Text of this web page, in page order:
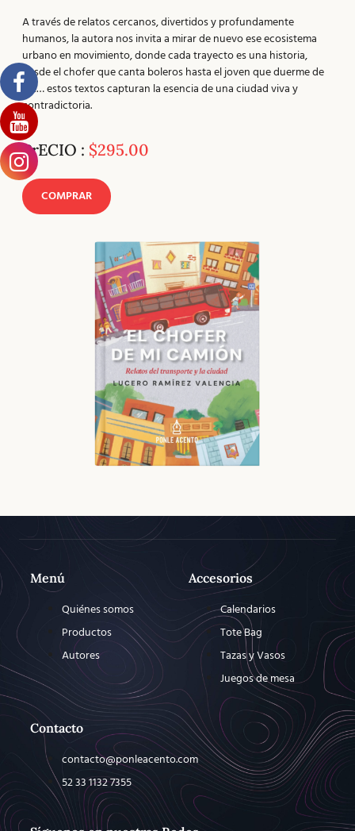
A través de relatos cercanos, divertidos y profundamente
humanos, la autora nos invita a mirar de nuevo ese ecosistema
urbano en movimiento, donde cada trayecto es una historia,
desde el chofer que canta boleros hasta el joven que duerme de
pie… estos textos capturan la esencia de una ciudad viva y
contradictoria.
PrECIO : $295.00
COMPRAR
Menú
Quiénes somos
Productos
Autores
Accesorios
Calendarios
Tote Bag
Tazas y Vasos
Juegos de mesa
Contacto
contacto@ponleacento.com
52 33 1132 7355